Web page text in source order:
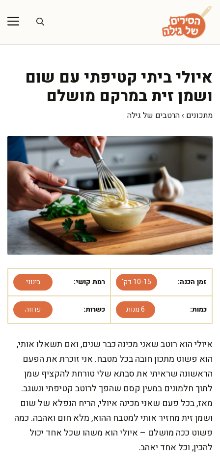
לדלג
לתוכן
איולי ביתי קטיפתי עם שום
ושמן זית במרקם מושלם
מתכונים › הרטבים של גילה
זמן הכנה: 10-15 דק' רמת קושי: בינוני
כמות: 6 מנות כשרות: פרווה
איולי הוא רוטב שאני מכינה כבר שנים, ואם תשאלו אותי,
הוא פשוט מתכון חובה בכל מטבח. אני זוכרת את הפעם
הראשונה שראיתי את סבתא שלי טורחת להקציף שמן
לתוך חלמונים במעין קסם שהפך לרוטב קטיפתי ונשגב.
מאז, בכל פעם שאני מכינה איולי, הריח הנפלא של שום
ושמן זית מחזיר אותי למטבח ההוא, מלא חום ואהבה. כמה
פשוט ככה מושלם – איולי הוא משהו שכל אחד יכול
להכין, וכל אחד יאהב.